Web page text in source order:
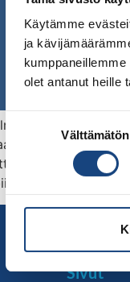
Käytämme
ja
olet antanut heille
Suostumuksen
valinta
Välttämätön
vastaa
lähteeänä
henkisissä
vyöarvoihin
Sivut